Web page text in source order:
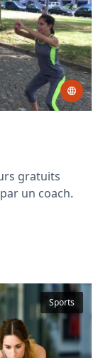
gratuits
un coach.
Sports